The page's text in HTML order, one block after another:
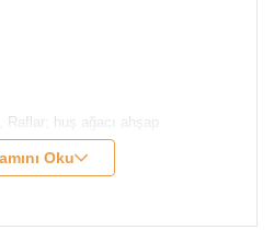
Raflar; huş ağacı ahşap
Oku